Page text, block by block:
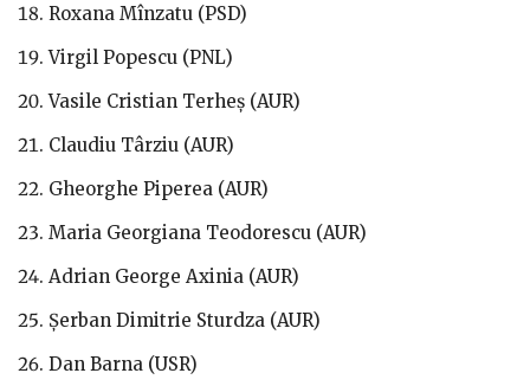
Roxana Mînzatu (PSD)
Virgil Popescu (PNL)
Vasile Cristian Terheș (AUR)
Claudiu Târziu (AUR)
Gheorghe Piperea (AUR)
Maria Georgiana Teodorescu (AUR)
Adrian George Axinia (AUR)
Șerban Dimitrie Sturdza (AUR)
Dan Barna (USR)